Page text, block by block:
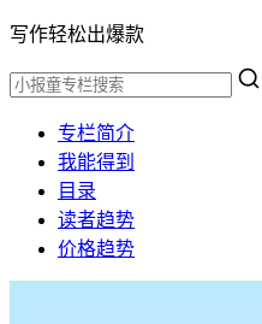
写作轻松出爆款
专栏简介
我能得到
目录
读者趋势
价格趋势